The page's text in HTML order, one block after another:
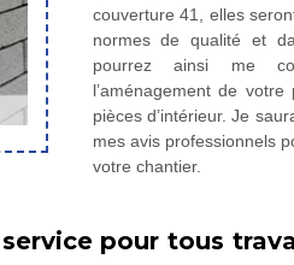
couverture 41, elles
normes de qualité et
pourrez ainsi me
l’aménagement de
pièces d’intérieur. Je
mes avis professionnels
votre chantier.
pour tous